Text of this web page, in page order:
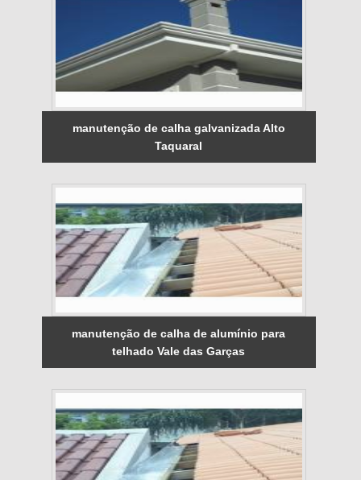
manutenção de calha galvanizada Alto
Taquaral
manutenção de calha de alumínio para
telhado Vale das Garças